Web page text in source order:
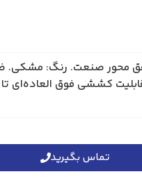
تماس بگیرید